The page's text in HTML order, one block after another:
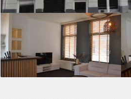
Geschikt voor 1 persoon of een stel!
Dubbele beglazing in het hele huis.
Fantastisch en gunstige locatie!
Voor meer informatie House Select
Bovenstaande gegevens hebben een
een uitnodiging tot het doen van een
en indicatief. Hieraan kunnen geen